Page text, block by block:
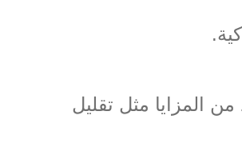
.
المزايا مثل تقليل